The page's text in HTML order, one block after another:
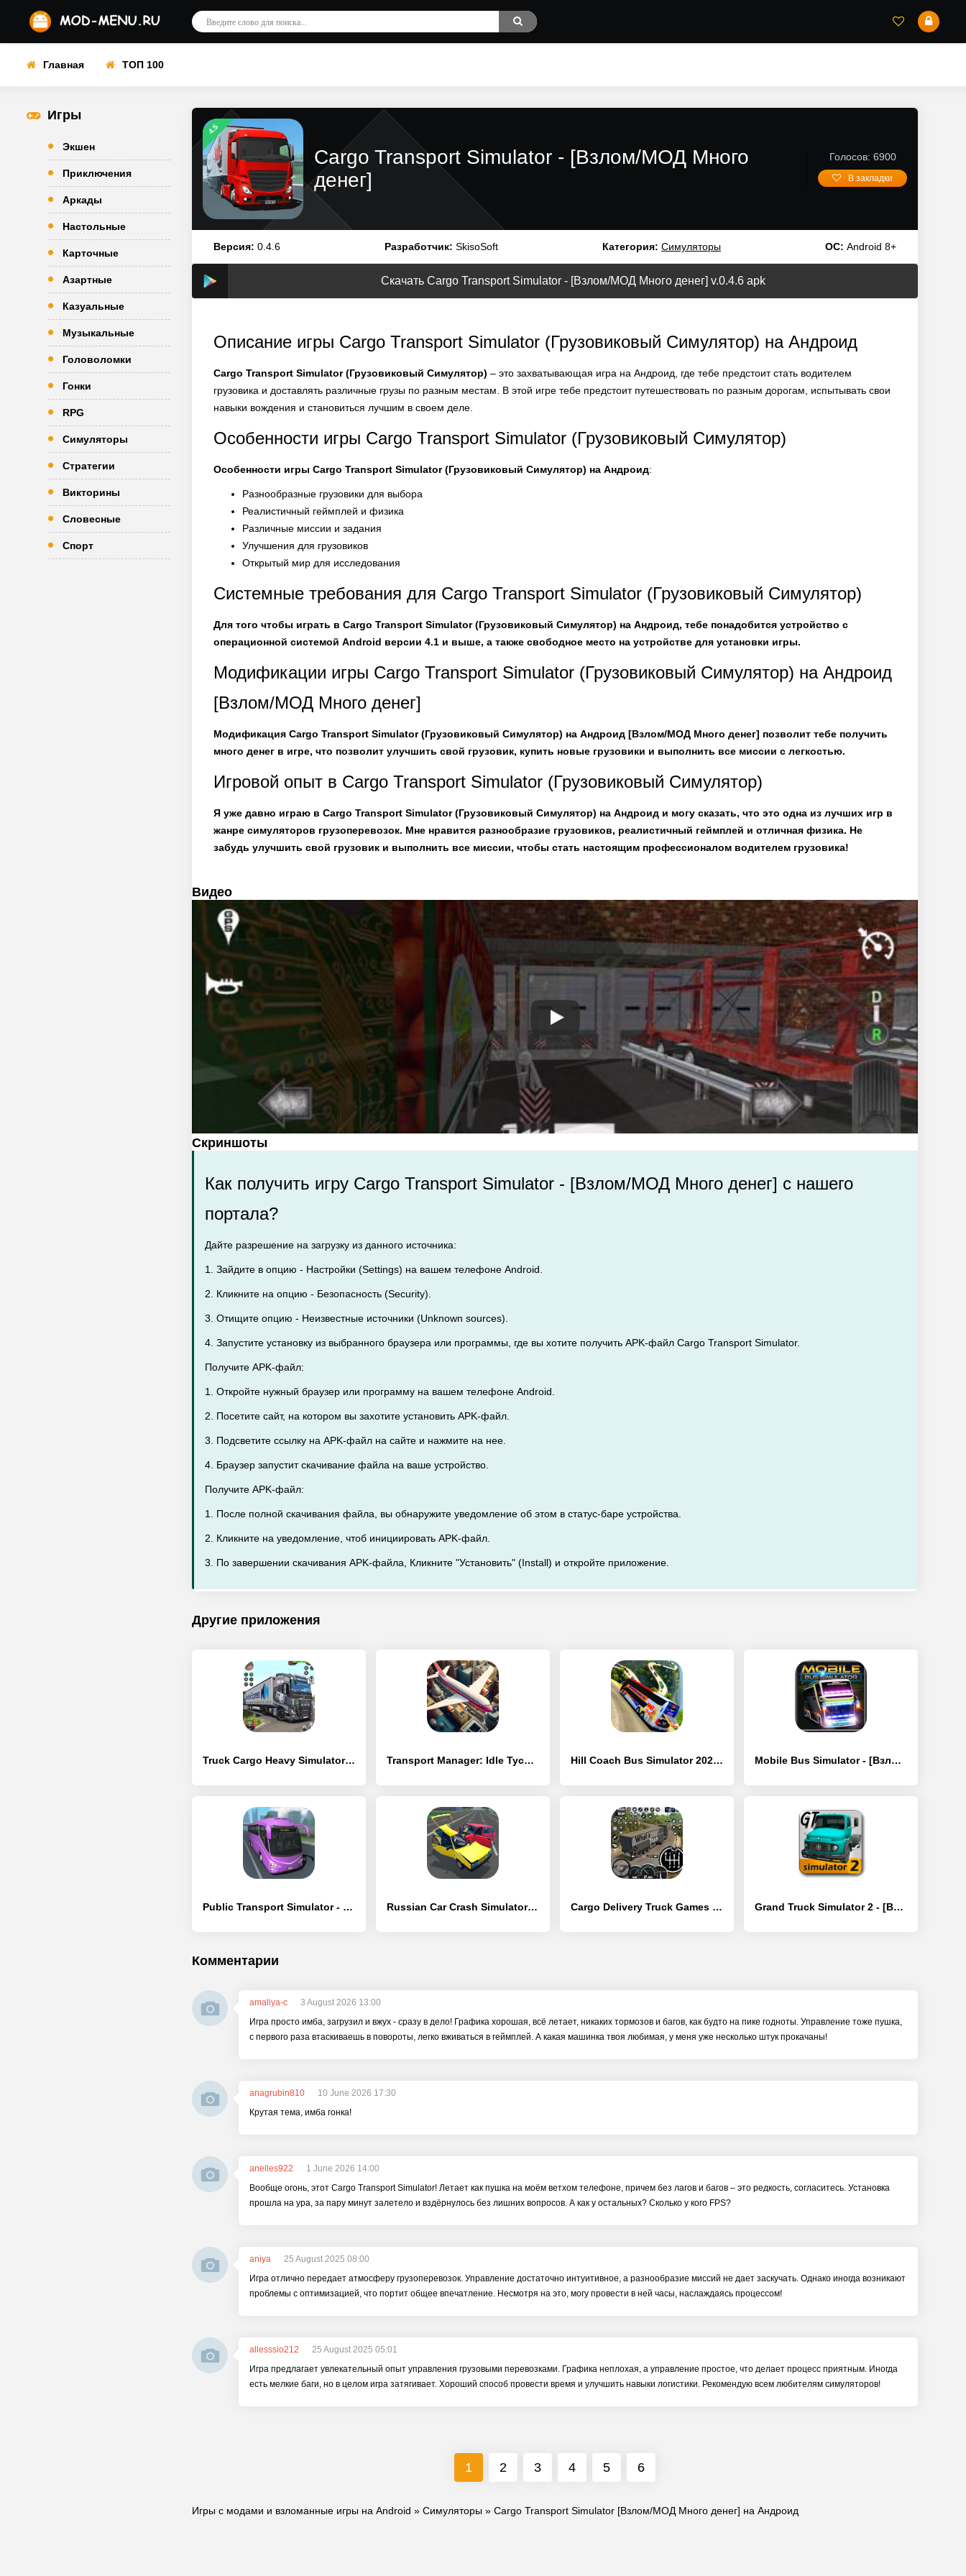
Главная ТОП 100
Игры
Экшен
Приключения
Аркады
Настольные
Карточные
Азартные
Казуальные
Музыкальные
Головоломки
Гонки
RPG
Симуляторы
Стратегии
Викторины
Словесные
Спорт
4.5
Cargo Transport Simulator - [Взлом/МОД Много
денег]
Голосов: 6900
В закладки
Версия: 0.4.6 Разработчик: SkisoSoft Категория: Симуляторы ОС: Android 8+
Скачать Cargo Transport Simulator - [Взлом/МОД Много денег] v.0.4.6 apk
Описание игры Cargo Transport Simulator (Грузовиковый Симулятор) на Андроид
Cargo Transport Simulator (Грузовиковый Симулятор) – это захватывающая игра на Андроид, где тебе предстоит стать водителем
грузовика и доставлять различные грузы по разным местам. В этой игре тебе предстоит путешествовать по разным дорогам, испытывать свои
навыки вождения и становиться лучшим в своем деле.
Особенности игры Cargo Transport Simulator (Грузовиковый Симулятор)
Особенности игры Cargo Transport Simulator (Грузовиковый Симулятор) на Андроид:
Разнообразные грузовики для выбора
Реалистичный геймплей и физика
Различные миссии и задания
Улучшения для грузовиков
Открытый мир для исследования
Системные требования для Cargo Transport Simulator (Грузовиковый Симулятор)
Для того чтобы играть в Cargo Transport Simulator (Грузовиковый Симулятор) на Андроид, тебе понадобится устройство с
операционной системой Android версии 4.1 и выше, а также свободное место на устройстве для установки игры.
Модификации игры Cargo Transport Simulator (Грузовиковый Симулятор) на Андроид
[Взлом/МОД Много денег]
Модификация Cargo Transport Simulator (Грузовиковый Симулятор) на Андроид [Взлом/МОД Много денег] позволит тебе получить
много денег в игре, что позволит улучшить свой грузовик, купить новые грузовики и выполнить все миссии с легкостью.
Игровой опыт в Cargo Transport Simulator (Грузовиковый Симулятор)
Я уже давно играю в Cargo Transport Simulator (Грузовиковый Симулятор) на Андроид и могу сказать, что это одна из лучших игр в
жанре симуляторов грузоперевозок. Мне нравится разнообразие грузовиков, реалистичный геймплей и отличная физика. Не
забудь улучшить свой грузовик и выполнить все миссии, чтобы стать настоящим профессионалом водителем грузовика!
Видео
Скриншоты
Как получить игру Cargo Transport Simulator - [Взлом/МОД Много денег] с нашего
портала?
Дайте разрешение на загрузку из данного источника:
1. Зайдите в опцию - Настройки (Settings) на вашем телефоне Android.
2. Кликните на опцию - Безопасность (Security).
3. Отищите опцию - Неизвестные источники (Unknown sources).
4. Запустите установку из выбранного браузера или программы, где вы хотите получить APK-файл Cargo Transport Simulator.
Получите APK-файл:
1. Откройте нужный браузер или программу на вашем телефоне Android.
2. Посетите сайт, на котором вы захотите установить APK-файл.
3. Подсветите ссылку на APK-файл на сайте и нажмите на нее.
4. Браузер запустит скачивание файла на ваше устройство.
Получите APK-файл:
1. После полной скачивания файла, вы обнаружите уведомление об этом в статус-баре устройства.
2. Кликните на уведомление, чтоб инициировать APK-файл.
3. По завершении скачивания APK-файла, Кликните "Установить" (Install) и откройте приложение.
Другие приложения
Truck Cargo Heavy Simulator - [Взлом/МОД Меню] Transport Manager: Idle Tycoon - [Взлом/МОД Unlocked] Hill Coach Bus Simulator 2023 - [Взлом/МОД Меню] Mobile Bus Simulator - [Взлом/МОД Много денег]
Public Transport Simulator - C - [Взлом/МОД Unlocked] Russian Car Crash Simulator - [Взлом/МОД Много денег] Cargo Delivery Truck Games 3D - [Взлом/МОД Все открыто] Grand Truck Simulator 2 - [Взлом/МОД Все открыто]
Комментарии
amaliya-c
3 August 2026 13:00
Игра просто имба, загрузил и вжух - сразу в дело! Графика хорошая, всё летает, никаких тормозов и багов, как будто на пике годноты. Управление тоже пушка,
с первого раза втаскиваешь в повороты, легко вживаться в геймплей. А какая машинка твоя любимая, у меня уже несколько штук прокачаны!
anagrubin810
10 June 2026 17:30
Крутая тема, имба гонка!
anelles922
1 June 2026 14:00
Вообще огонь, этот Cargo Transport Simulator! Летает как пушка на моём ветхом телефоне, причем без лагов и багов – это редкость, согласитесь. Установка
прошла на ура, за пару минут залетело и вздёрнулось без лишних вопросов. А как у остальных? Сколько у кого FPS?
aniya
25 August 2025 08:00
Игра отлично передает атмосферу грузоперевозок. Управление достаточно интуитивное, а разнообразие миссий не дает заскучать. Однако иногда возникают
проблемы с оптимизацией, что портит общее впечатление. Несмотря на это, могу провести в ней часы, наслаждаясь процессом!
allesssio212
25 August 2025 05:01
Игра предлагает увлекательный опыт управления грузовыми перевозками. Графика неплохая, а управление простое, что делает процесс приятным. Иногда
есть мелкие баги, но в целом игра затягивает. Хороший способ провести время и улучшить навыки логистики. Рекомендую всем любителям симуляторов!
1 2 3 4 5 6
Игры с модами и взломанные игры на Android » Симуляторы » Cargo Transport Simulator [Взлом/МОД Много денег] на Андроид